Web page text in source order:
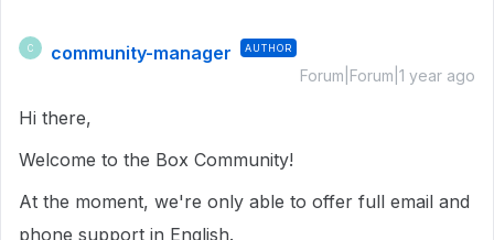
C community-manager AUTHOR
Forum|Forum|1 year ago
Hi there,
Welcome to the Box Community!
At the moment, we're only able to offer full email and
phone support in English.